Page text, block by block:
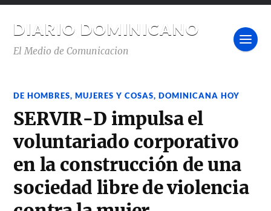
DIARIO DOMINICANO
El Medio de Comunicacion
DE HOMBRES, MUJERES Y COSAS,DOMINICANA HOY
SERVIR-D impulsa el
voluntariado corporativo
en la construcción de una
sociedad libre de violencia